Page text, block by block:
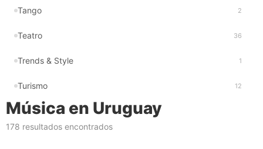
Tango 2
Teatro 36
Trends & Style 1
Turismo 12
Música en Uruguay
178 resultados encontrados